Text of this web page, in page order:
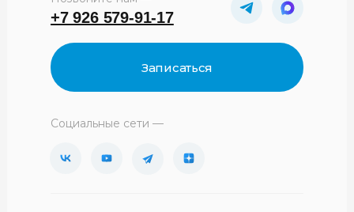
Социальные сети —
+7 926 579-91-17
Записаться